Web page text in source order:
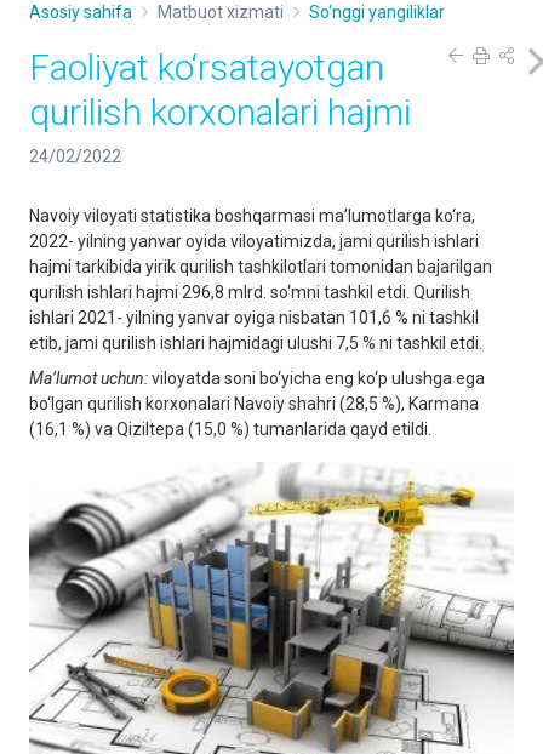
Asosiy sahifa Matbuot xizmati So'nggi yangiliklar
Faoliyat ko‘rsatayotgan
qurilish korxonalari hajmi
24/02/2022
Navoiy viloyati statistika boshqarmasi ma’lumotlarga ko‘ra,
2022- yilning yanvar oyida viloyatimizda, jami qurilish ishlari
hajmi tarkibida yirik qurilish tashkilotlari tomonidan bajarilgan
qurilish ishlari hajmi 296,8 mlrd. so‘mni tashkil etdi. Qurilish
ishlari 2021- yilning yanvar oyiga nisbatan 101,6 % ni tashkil
etib, jami qurilish ishlari hajmidagi ulushi 7,5 % ni tashkil etdi.
Ma’lumot uchun:viloyatda soni bo‘yicha eng ko‘p ulushga ega
bo‘lgan qurilish korxonalari Navoiy shahri (28,5 %), Karmana
(16,1 %) va Qiziltepa (15,0 %) tumanlarida qayd etildi.